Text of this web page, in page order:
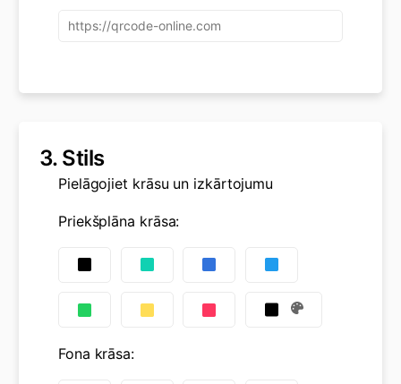
3. Stils
Pielāgojiet krāsu un izkārtojumu
Priekšplāna krāsa:
Fona krāsa: